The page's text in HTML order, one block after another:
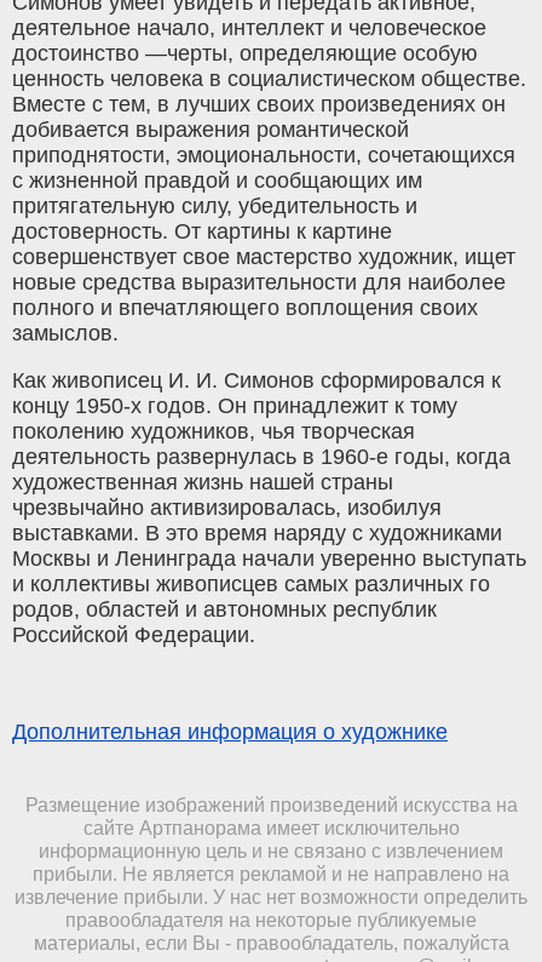
деятельное начало, интеллект и человеческое
достоинство —черты, определяющие особую
ценность человека в социалистическом обществе.
Вместе с тем, в лучших своих произведениях он
добивается выражения романтической
приподнятости, эмоциональности, сочетающихся
с жизненной правдой и сообщающих им
притягательную силу, убедительность и
достоверность. От картины к картине
совершенствует свое мастерство художник, ищет
новые средства выразительности для наиболее
полного и впечатляющего воплощения своих
замыслов.
Как живописец И. И. Симонов сформировался к
концу 1950-х годов. Он принадлежит к тому
поколению художников, чья творческая
деятельность развернулась в 1960-е годы, когда
художественная жизнь нашей страны
чрезвычайно активизировалась, изобилуя
выставками. В это время наряду с художниками
Москвы и Ленинграда начали уверенно выступать
и коллективы живописцев самых различных го
родов, областей и автономных республик
Российской Федерации.
Дополнительная информация о художнике
Размещение изображений произведений искусства на
сайте Артпанорама имеет исключительно
информационную цель и не связано с извлечением
прибыли. Не является рекламой и не направлено на
извлечение прибыли. У нас нет возможности определить
правообладателя на некоторые публикуемые
материалы, если Вы - правообладатель, пожалуйста